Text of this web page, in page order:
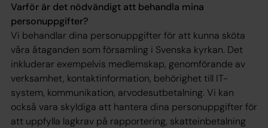
Varför är det nödvändigt att behandla mina
personuppgifter?
Vi behandlar dina personuppgifter för att kunna sköta
våra åtaganden som församling i Svenska kyrkan. Det
inkluderar exempelvis medlemskap, genomförande av
verksamhet, kontaktinformation, behörighet till IT-
system, kommunikation, arvodesutbetalning. Vi kan
också vara skyldiga att hantera dina personuppgifter för
att uppfylla lagkrav på rapportering, skatteinbetalning